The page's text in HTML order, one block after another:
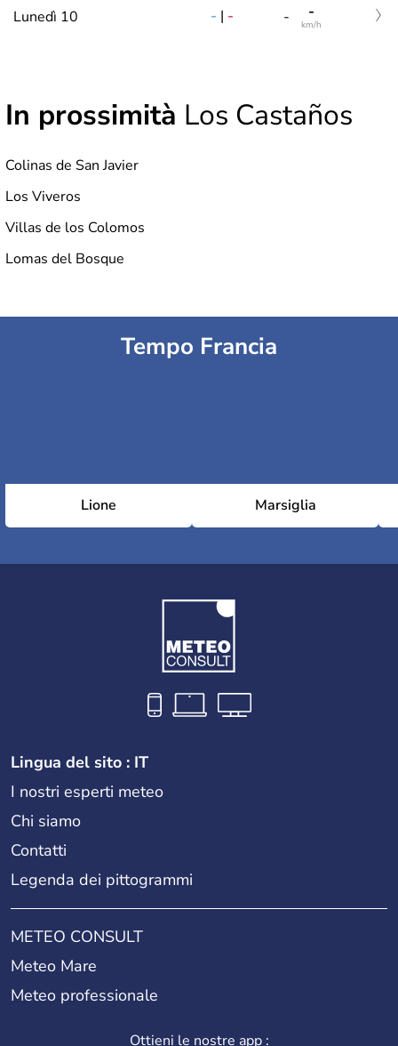
Lunedì 10 - | - - -
km/h
In prossimità Los Castaños
Colinas de San Javier
Los Viveros
Villas de los Colomos
Lomas del Bosque
Tempo Francia
Lione Marsiglia
Lingua del sito : IT
I nostri esperti meteo
Chi siamo
Contatti
Legenda dei pittogrammi
METEO CONSULT
Meteo Mare
Meteo professionale
Ottieni le nostre app :